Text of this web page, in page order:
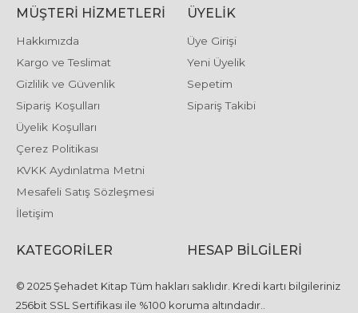
MÜŞTERI HIZMETLERI
Hakkımızda
Kargo ve Teslimat
Gizlilik ve Güvenlik
Sipariş Koşulları
Üyelik Koşulları
Çerez Politikası
KVKK Aydınlatma Metni
Mesafeli Satış Sözleşmesi
İletişim
ÜYELIK
Üye Girişi
Yeni Üyelik
Sepetim
Sipariş Takibi
KATEGORILER HESAP BILGILERI
© 2025 Şehadet Kitap Tüm hakları saklıdır. Kredi kartı bilgileriniz
256bit SSL Sertifikası ile %100 koruma altındadır..